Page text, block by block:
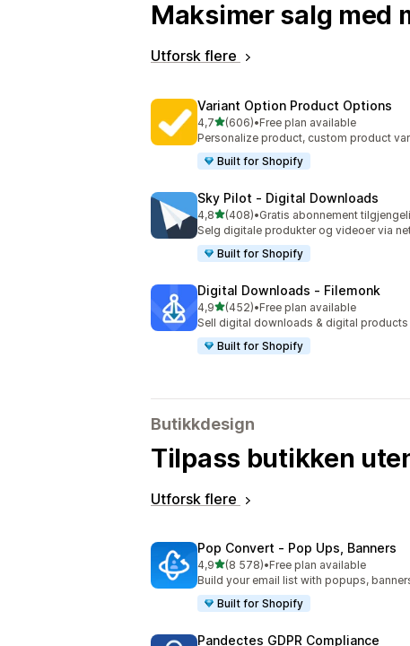
Maksimer salg med
Utforsk flere
Variant Option Product Options
4,7av 5 stjerner
(606)
Totalt 606 omtaler
•Free plan available
Personalize product, custom product
Built for Shopify
Sky Pilot ‑ Digital Downloads
4,8av 5 stjerner
(408)
Totalt 408 omtaler
•Gratis abonnement
Selg digitale produkter og videoer via
Built for Shopify
Digital Downloads ‑ Filemonk
4,9av 5 stjerner
(452)
Totalt 452 omtaler
•Free plan available
Sell digital downloads & digital
Built for Shopify
Butikkdesign
Tilpass butikken
Utforsk flere
Pop Convert ‑ Pop Ups, Banners
4,9av 5 stjerner
(8 578)
Totalt 8578 omtaler
•Free plan available
Build your email list with popups,
Built for Shopify
Pandectes GDPR Compliance